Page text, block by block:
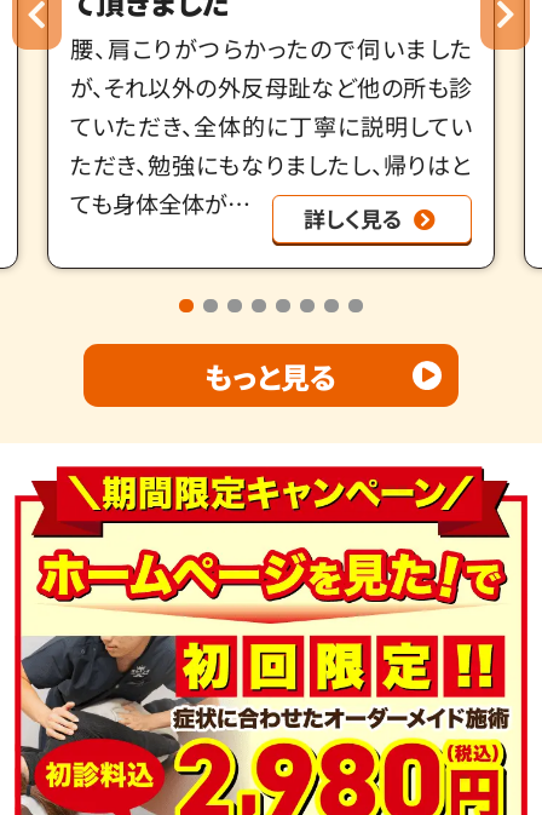
小顔矯正で予約しましたが、持病の側湾
症による歪みや姿勢の癖なども細かく教
えていただけて良かったです。小顔矯正の
施術後は施術前と比べてフェイスライン
がスッキリした…
詳しく見る
もっと見る